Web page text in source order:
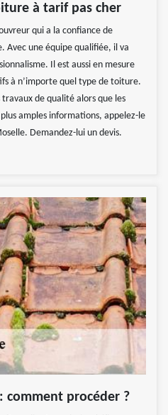
à tarif pas cher
qui a la confiance de
Avec une équipe qualifiée, il va
Il est aussi en mesure
à n’importe quel type de toiture.
de qualité alors que les
amples informations, appelez-le
Demandez-lui un devis.
comment procéder ?